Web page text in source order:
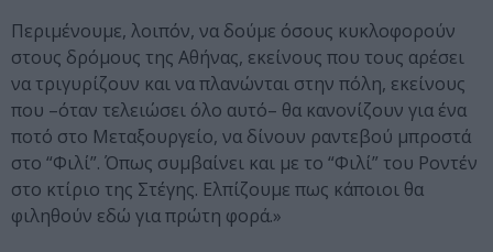
Περιμένουμε, λοιπόν, να δούμε όσους κυκλοφορούν
στους δρόμους της Αθήνας, εκείνους που τους αρέσει
να τριγυρίζουν και να πλανώνται στην πόλη, εκείνους
που –όταν τελειώσει όλο αυτό– θα κανονίζουν για ένα
ποτό στο Μεταξουργείο, να δίνουν ραντεβού μπροστά
στο “Φιλί”. Όπως συμβαίνει και με το “Φιλί” του Ροντέν
στο κτίριο της Στέγης. Ελπίζουμε πως κάποιοι θα
φιληθούν εδώ για πρώτη φορά.»